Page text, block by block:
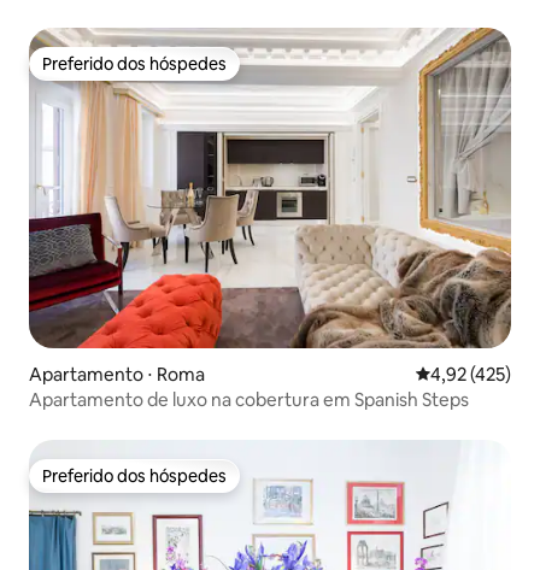
Preferido dos hóspedes
Preferido dos hóspedes
Apartamento ⋅ Roma 4,92 de uma
4,92 (425)
Apartamento de luxo na cobertura em Spanish Steps
Preferido dos hóspedes
Preferido dos hóspedes